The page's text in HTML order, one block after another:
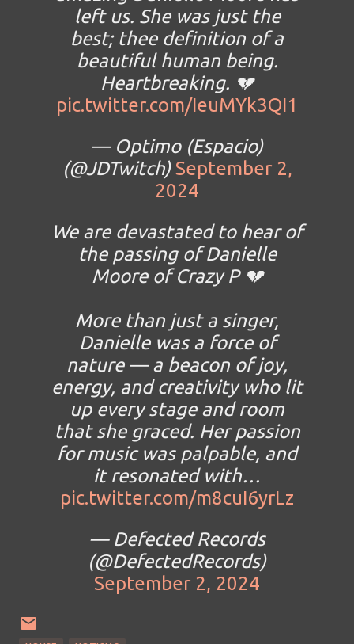
left us. She was just the
best; thee definition of a
beautiful human being.
Heartbreaking. 💔
pic.twitter.com/IeuMYk3QI1
— Optimo (Espacio)
(@JDTwitch)September 2,
2024
We are devastated to hear of
the passing of Danielle
Moore of Crazy P 💔
More than just a singer,
Danielle was a force of
nature — a beacon of joy,
energy, and creativity who lit
up every stage and room
that she graced. Her passion
for music was palpable, and
it resonated with…
pic.twitter.com/m8cuI6yrLz
— Defected Records
(@DefectedRecords)
September 2, 2024